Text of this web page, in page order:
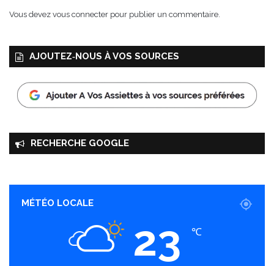
S
Vous devez vous connecter pour publier un commentaire.
AJOUTEZ‑NOUS À VOS SOURCES
RECHERCHE GOOGLE
MÉTÉO LOCALE
23 ℃